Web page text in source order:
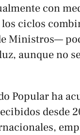
con
ciclos
Ministros—
aunque no
Popular ha
desde